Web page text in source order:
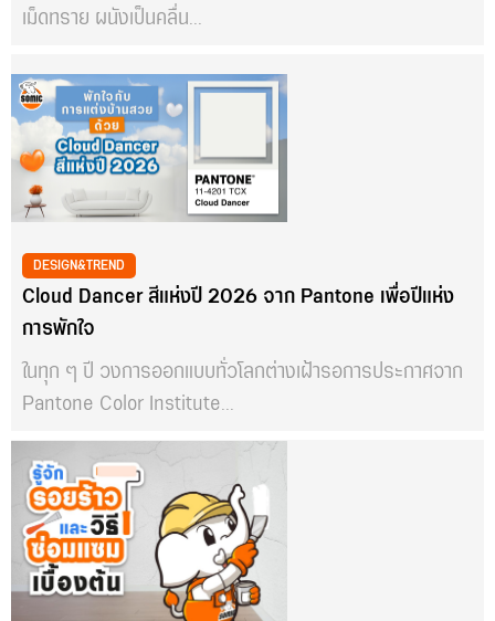
เม็ดทราย ผนังเป็นคลื่น...
DESIGN&TREND
Cloud Dancer สีแห่งปี 2026 จาก Pantone เพื่อปีแห่ง
การพักใจ
ในทุก ๆ ปี วงการออกแบบทั่วโลกต่างเฝ้ารอการประกาศจาก
Pantone Color Institute...